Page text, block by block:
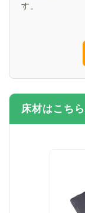
す。
床材はこちら